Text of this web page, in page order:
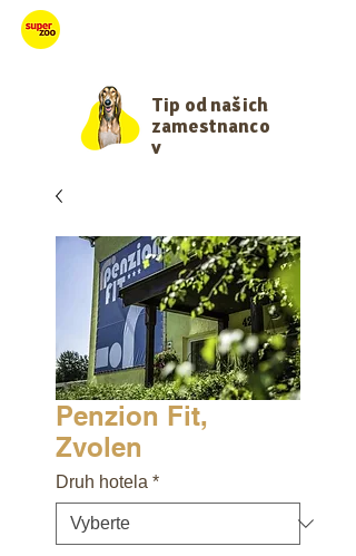
Tip od našich
zamestnanco
v
Penzion Fit,
Zvolen
Druh hotela *